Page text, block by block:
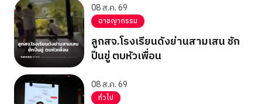
08 ส.ค. 69
อาชญากรรม
ลูกสจ.โรงเรียนดังย่านสามเสน ชัก
ปืนขู่ ตบหัวเพื่อน
08 ส.ค. 69
ทั่วไป